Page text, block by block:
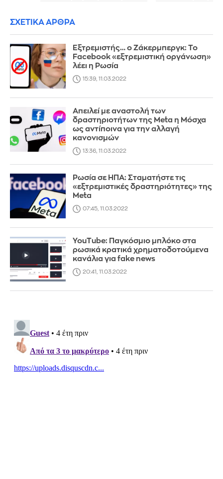
ΣΧΕΤΙΚΑ ΑΡΘΡΑ
Εξτρεμιστής… ο Ζάκερμπεργκ: To
Facebook «εξτρεμιστική οργάνωση»
λέει η Ρωσία
15:39, 11.03.2022
Απειλεί με αναστολή των
δραστηριοτήτων της Meta η Μόσχα
ως αντίποινα για την αλλαγή
κανονισμών
13:36, 11.03.2022
Ρωσία σε ΗΠΑ: Σταματήστε τις
«εξτρεμιστικές δραστηριότητες» της
Meta
07:45, 11.03.2022
YouTube: Παγκόσμιο μπλόκο στα
ρωσικά κρατικά χρηματοδοτούμενα
κανάλια για fake news
20:41, 11.03.2022